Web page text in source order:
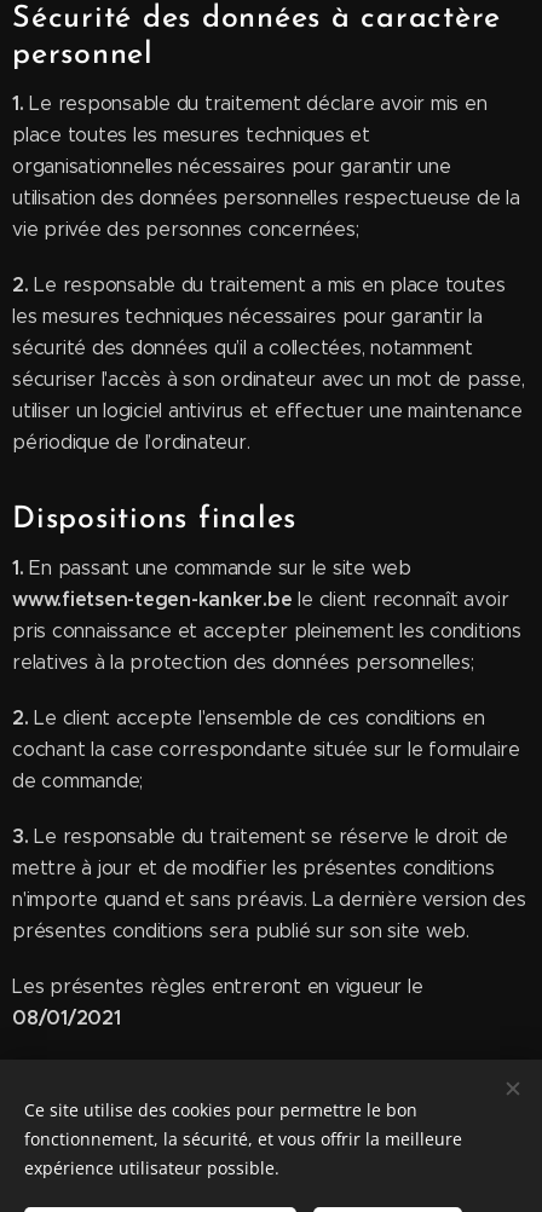
Sécurité des données à caractère
personnel
1. Le responsable du traitement déclare avoir mis en
place toutes les mesures techniques et
organisationnelles nécessaires pour garantir une
utilisation des données personnelles respectueuse de la
vie privée des personnes concernées;
2. Le responsable du traitement a mis en place toutes
les mesures techniques nécessaires pour garantir la
sécurité des données qu’il a collectées, notamment
sécuriser l'accès à son ordinateur avec un mot de passe,
utiliser un logiciel antivirus et effectuer une maintenance
périodique de l’ordinateur.
Dispositions finales
1. En passant une commande sur le site web
www.fietsen-tegen-kanker.be le client reconnaît avoir
pris connaissance et accepter pleinement les conditions
relatives à la protection des données personnelles;
2. Le client accepte l'ensemble de ces conditions en
cochant la case correspondante située sur le formulaire
de commande;
3. Le responsable du traitement se réserve le droit de
mettre à jour et de modifier les présentes conditions
n'importe quand et sans préavis. La dernière version des
présentes conditions sera publié sur son site web.
Les présentes règles entreront en vigueur le
08/01/2021
Mogelijk gemaakt door
Ce site utilise des cookies pour permettre le bon
fonctionnement, la sécurité, et vous offrir la meilleure
expérience utilisateur possible.